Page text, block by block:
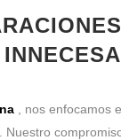
, nos enfocamos
. Nuestro